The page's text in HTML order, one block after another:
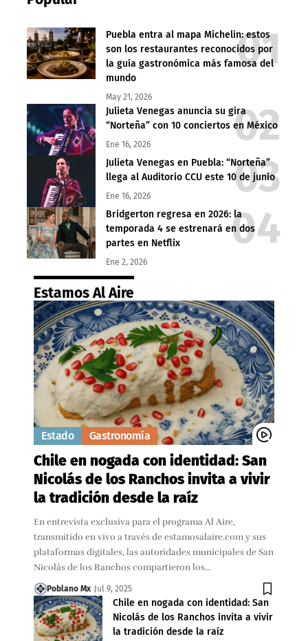
Puebla entra al mapa Michelin: estos
son los restaurantes reconocidos por
la guía gastronómica más famosa del
mundo
May 21, 2026
Julieta Venegas anuncia su gira
“Norteña” con 10 conciertos en México
Ene 16, 2026
Julieta Venegas en Puebla: “Norteña”
llega al Auditorio CCU este 10 de junio
Ene 16, 2026
Bridgerton regresa en 2026: la
temporada 4 se estrenará en dos
partes en Netflix
Ene 2, 2026
Estamos Al Aire
Estado Gastronomía
Chile en nogada con identidad: San
Nicolás de los Ranchos invita a vivir
la tradición desde la raíz
En entrevista exclusiva para el programa Al Aire,
transmitido en vivo a través de estamosalaire.com y sus
plataformas digitales, las autoridades municipales de San
Nicolás de los Ranchos compartieron los…
Poblano Mx Jul 9, 2025
Chile en nogada con identidad: San
Nicolás de los Ranchos invita a vivir
la tradición desde la raíz